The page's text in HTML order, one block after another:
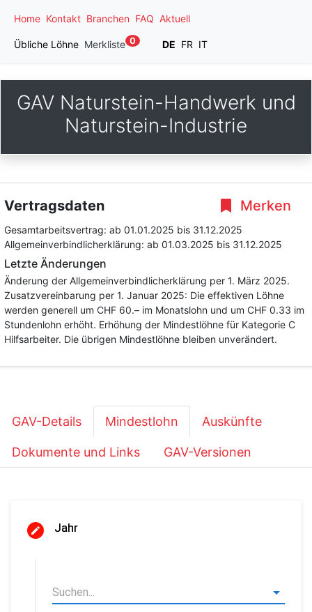
Home Kontakt Branchen FAQ Aktuell
Übliche Löhne Merkliste 0 DE FR IT
GAV Naturstein-Handwerk und
Naturstein-Industrie
Merken
Vertragsdaten
Gesamtarbeitsvertrag: ab 01.01.2025 bis 31.12.2025
Allgemeinverbindlicherklärung: ab 01.03.2025 bis 31.12.2025
Letzte Änderungen
Änderung der Allgemeinverbindlicherklärung per 1. März 2025.
Zusatzvereinbarung per 1. Januar 2025: Die effektiven Löhne
werden generell um CHF 60.– im Monatslohn und um CHF 0.33 im
Stundenlohn erhöht. Erhöhung der Mindestlöhne für Kategorie C
Hilfsarbeiter. Die übrigen Mindestlöhne bleiben unverändert.
GAV-Details Mindestlohn Auskünfte
Dokumente und Links GAV-Versionen
Jahr